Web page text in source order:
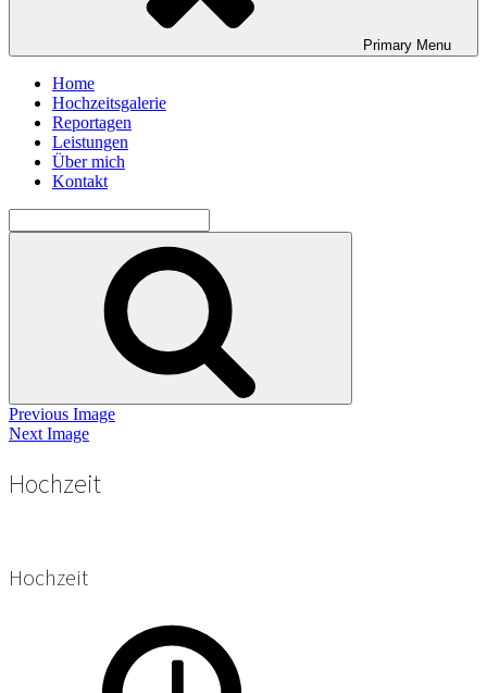
Primary Menu
Home
Hochzeitsgalerie
Reportagen
Leistungen
Über mich
Kontakt
for:
Previous Image
Next Image
Hochzeit
Hochzeit